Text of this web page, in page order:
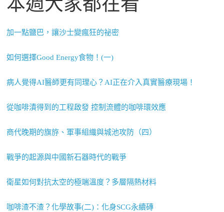
加一點鹽巴，讓沙士變瘋狂的祕密
如何選擇Good Energy食物！(一)
病人覺得AI醫師更有同理心？AI正在介入真實醫療現場！
從咖啡漬得到的工程啟發 控制流體的咖啡環效應
商代晚期的旗斿、軍事組織與城池攻防（四）
戰爭的起源與中國新石器時代的戰爭
衛星如何對抗太空的極端溫度？多層隔熱材料
咖啡渣不渣？化學故事(二)：化身SCG永續磚